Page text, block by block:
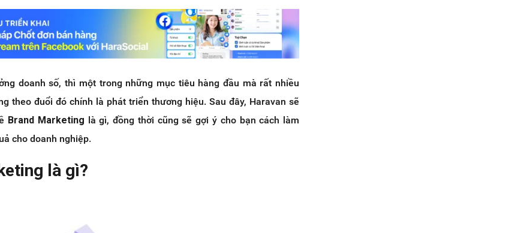
doanh số, thì một trong những mục tiêu hàng đầu mà rất nhiều
theo đuổi đó chính là phát triển thương hiệu. Sau đây, Haravan sẽ
Brand Marketing là gì, đồng thời cũng sẽ gợi ý cho bạn cách làm
cho doanh nghiệp.
là gì?